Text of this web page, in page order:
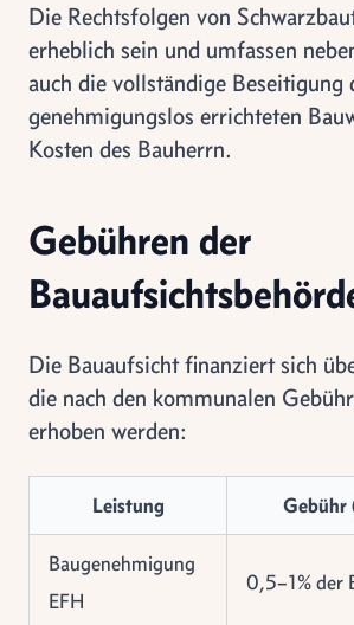
Die Rechtsfolgen von
erheblich sein und umfassen
auch die vollständige Beseitigung
genehmigungslos errichteten
Kosten des Bauherrn.
Gebühren der
Die Bauaufsicht finanziert sich
die nach den kommunalen
erhoben werden:
Leistung Gebühr
Baugenehmigung
EFH
0,5–1% der